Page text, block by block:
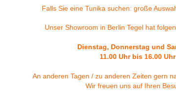
Falls Sie eine Tunika suchen: große
Unser Showroom in Berlin Tegel hat
Dienstag, Donnerstag und
11.00 Uhr bis 16.00 Uhr
An anderen Tagen / zu anderen Zeiten gern
Wir freuen uns auf Ihren